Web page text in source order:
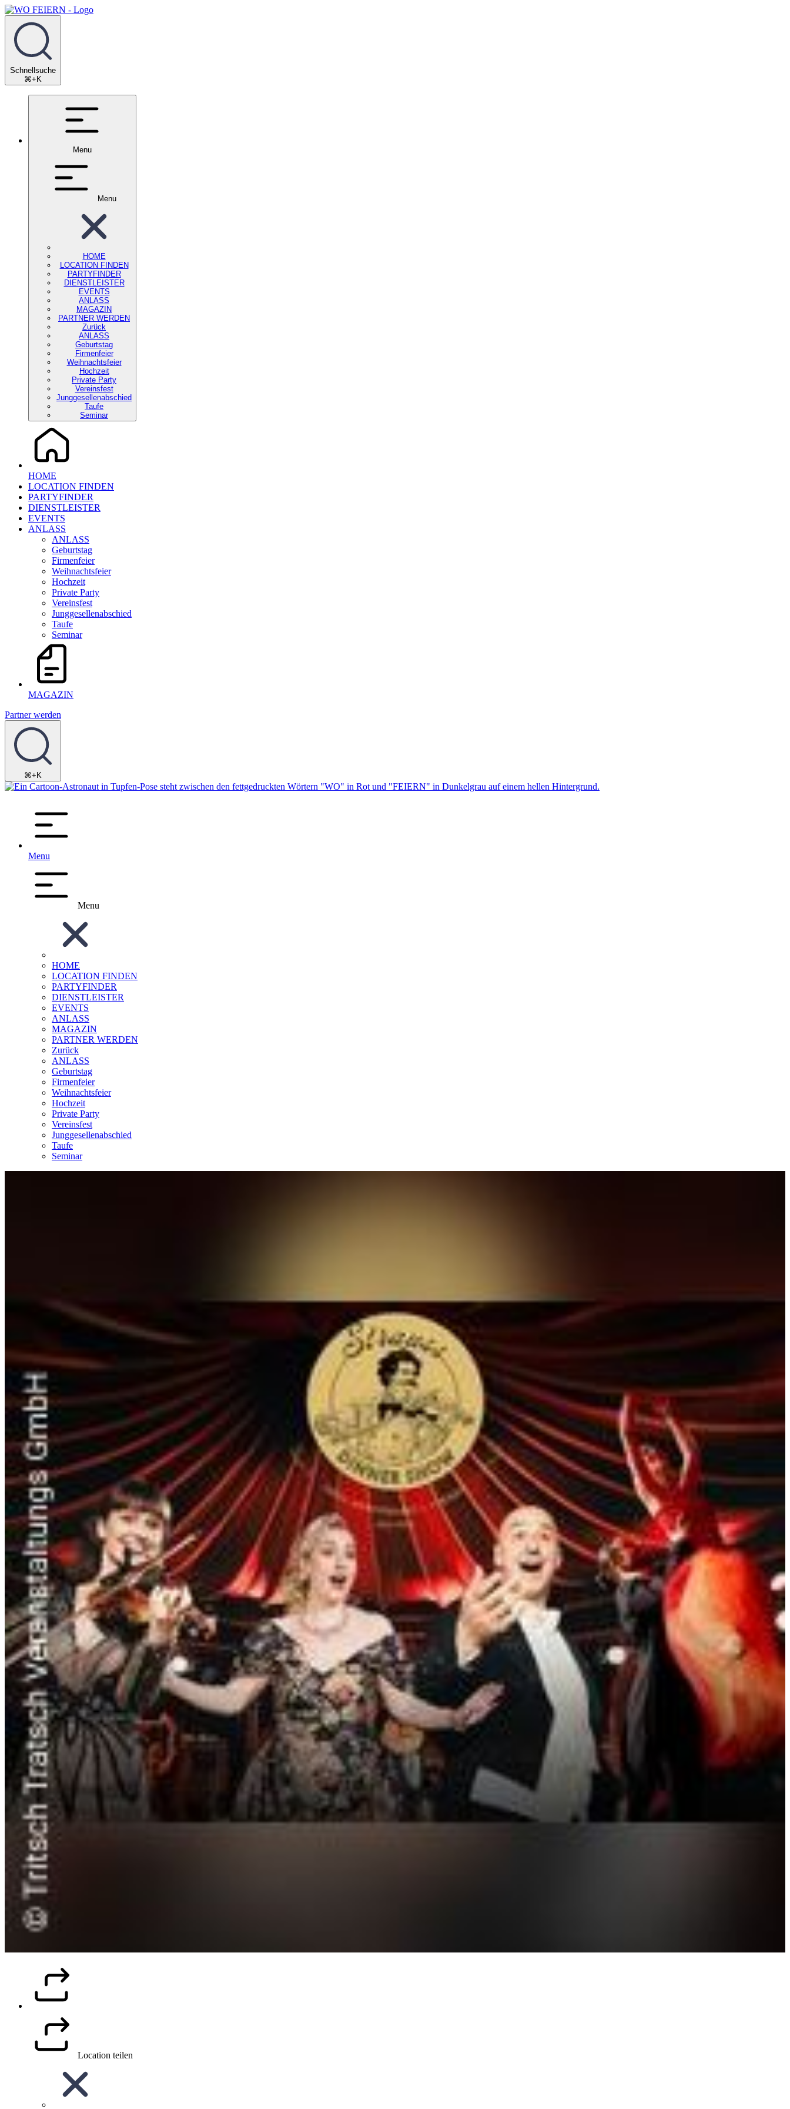
Schnellsuche
⌘+K
Menu
Menu
HOME
LOCATION FINDEN
PARTYFINDER
DIENSTLEISTER
EVENTS
ANLASS
MAGAZIN
PARTNER WERDEN
Zurück
ANLASS
Geburtstag
Firmenfeier
Weihnachtsfeier
Hochzeit
Private Party
Vereinsfest
Junggesellenabschied
Taufe
Seminar
HOME
LOCATION FINDEN
PARTYFINDER
DIENSTLEISTER
EVENTS
ANLASS
ANLASS
Geburtstag
Firmenfeier
Weihnachtsfeier
Hochzeit
Private Party
Vereinsfest
Junggesellenabschied
Taufe
Seminar
MAGAZIN
Partner werden
⌘+K
Menu
Menu
HOME
LOCATION FINDEN
PARTYFINDER
DIENSTLEISTER
EVENTS
ANLASS
MAGAZIN
PARTNER WERDEN
Zurück
ANLASS
Geburtstag
Firmenfeier
Weihnachtsfeier
Hochzeit
Private Party
Vereinsfest
Junggesellenabschied
Taufe
Seminar
Location teilen